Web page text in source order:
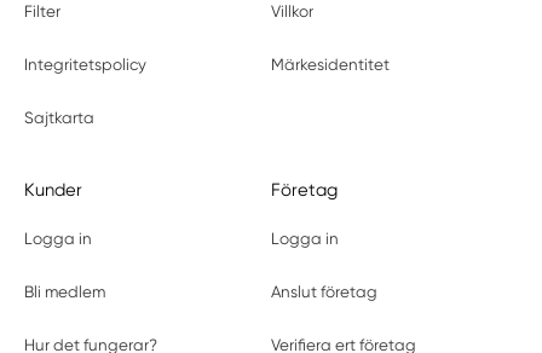
Filter Villkor
Integritetspolicy Märkesidentitet
Sajtkarta
Kunder
Logga in
Bli medlem
Hur det fungerar?
Företag
Logga in
Anslut företag
Verifiera ert företag